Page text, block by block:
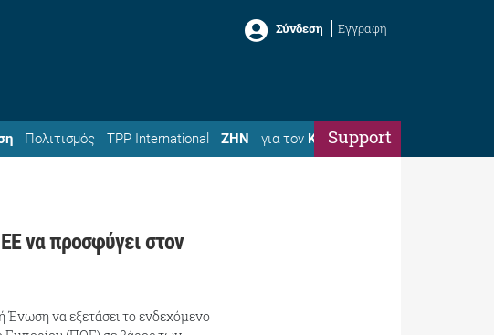
Σύνδεση Εγγραφή
Πολιτισμός TPP International ΖΗΝ για τον ΚώσταSupport
να προσφύγει στον
να εξετάσει το ενδεχόμενο